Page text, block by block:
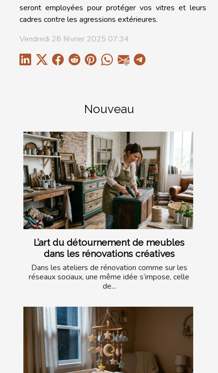
Nouveau
L’art du détournement de meubles
dans les rénovations créatives
Dans les ateliers de rénovation comme sur les
réseaux sociaux, une même idée s’impose, celle
de...
seront employées pour protéger vos vitres et leurs
cadres contre les agressions extérieures.
Vendredi 28 février 2025 07:34